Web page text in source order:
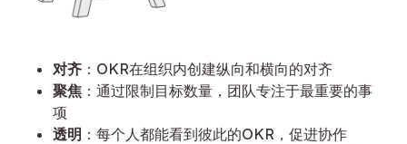
对齐 ：OKR在组织内创建纵向和横向的对齐
聚焦 ：通过限制目标数量，团队专注于最重要的事
项
透明 ：每个人都能看到彼此的OKR，促进协作